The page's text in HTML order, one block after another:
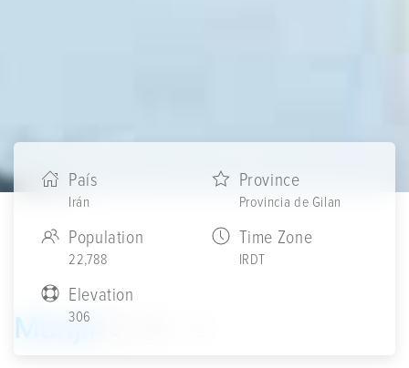
País
Irán
Province
Provincia de Gilan
Population
22,788
Time Zone
IRDT
Elevation
306
Manjil